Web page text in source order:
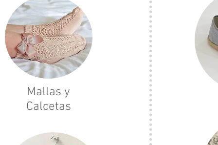
Mallas y
Calcetas